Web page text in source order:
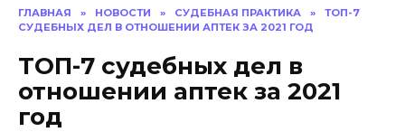
ГЛАВНАЯ » НОВОСТИ » СУДЕБНАЯ ПРАКТИКА »
ТОП-7
СУДЕБНЫХ ДЕЛ В ОТНОШЕНИИ АПТЕК ЗА 2021 ГОД
ТОП-7 судебных дел в
отношении аптек за 2021
год